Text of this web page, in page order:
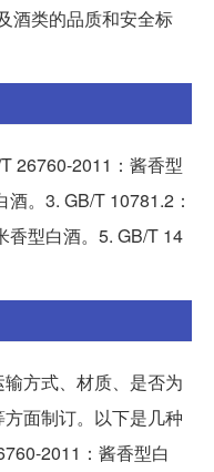
酒类的品质和安全标
26760-2011：酱香型
。3. GB/T 10781.2：
香型白酒。5. GB/T 14
方式、材质、是否为
面制订。以下是几种
2011：酱香型白